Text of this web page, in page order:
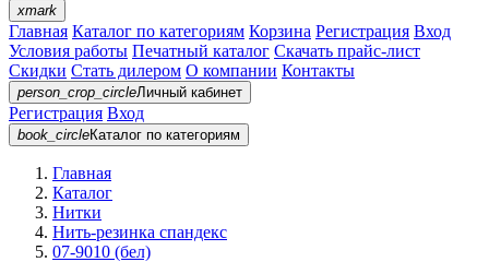
xmark
Главная Каталог по категориям Корзина Регистрация Вход
Условия работы Печатный каталог Скачать прайс-лист
Скидки Стать дилером О компании Контакты
person_crop_circleЛичный кабинет
Регистрация Вход
book_circleКаталог по категориям
Главная
Каталог
Нитки
Нить-резинка спандекс
07-9010 (бел)